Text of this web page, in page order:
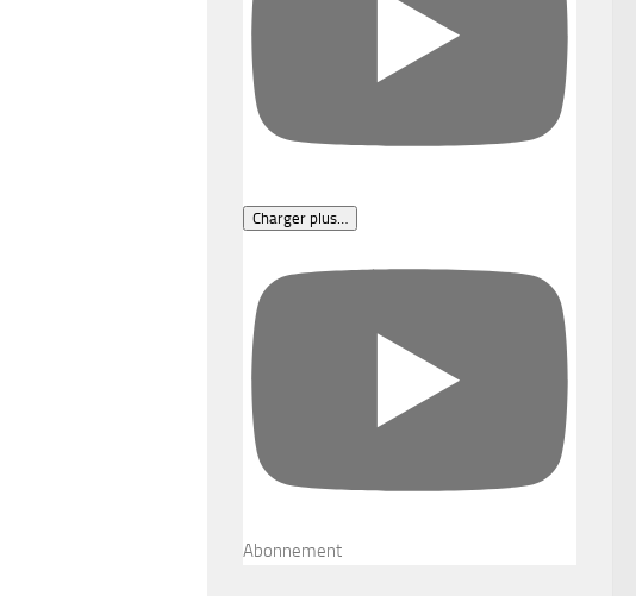
Charger plus…
Abonnement